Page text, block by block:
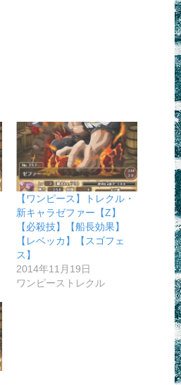
【ワンピース】トレクル・
新キャラゼファー【Z】
【必殺技】【船長効果】
【レベッカ】【スゴフェ
ス】
2014年11月19日
ワンピーストレクル